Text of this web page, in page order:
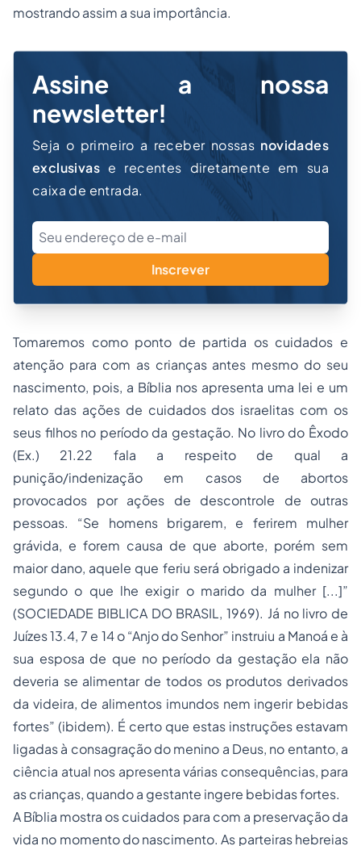
mostrando assim a sua importância.
Assine a nossa
newsletter!
Seja o primeiro a receber nossas novidades
exclusivas e recentes diretamente em sua
caixa de entrada.
Inscrever
Tomaremos como ponto de partida os cuidados e
atenção para com as crianças antes mesmo do seu
nascimento, pois, a Bíblia nos apresenta uma lei e um
relato das ações de cuidados dos israelitas com os
seus filhos no período da gestação. No livro do Êxodo
(Ex.) 21.22 fala a respeito de qual a
punição/indenização em casos de abortos
provocados por ações de descontrole de outras
pessoas. “Se homens brigarem, e ferirem mulher
grávida, e forem causa de que aborte, porém sem
maior dano, aquele que feriu será obrigado a indenizar
segundo o que lhe exigir o marido da mulher [...]”
(SOCIEDADE BIBLICA DO BRASIL, 1969). Já no livro de
Juízes 13.4, 7 e 14 o “Anjo do Senhor” instruiu a Manoá e à
sua esposa de que no período da gestação ela não
deveria se alimentar de todos os produtos derivados
da videira, de alimentos imundos nem ingerir bebidas
fortes” (ibidem). É certo que estas instruções estavam
ligadas à consagração do menino a Deus, no entanto, a
ciência atual nos apresenta várias consequências, para
as crianças, quando a gestante ingere bebidas fortes.
A Bíblia mostra os cuidados para com a preservação da
vida no momento do nascimento. As parteiras hebreias